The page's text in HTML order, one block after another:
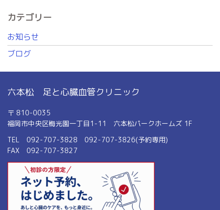
カテゴリー
お知らせ
ブログ
六本松 足と心臓血管クリニック
〒 810-0035
福岡市中央区梅光園一丁目1-11 六本松パークホームズ 1F
TEL 092-707-3828 092-707-3826(予約専用)
FAX 092-707-3827